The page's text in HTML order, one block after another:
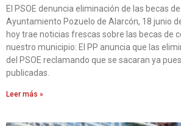
El PSOE denuncia eliminación de las becas
Ayuntamiento Pozuelo de Alarcón, 18 junio
hoy trae noticias frescas sobre las becas de
nuestro municipio: El PP anuncia que las
del PSOE reclamando que se sacaran ya
publicadas.
Leer más »